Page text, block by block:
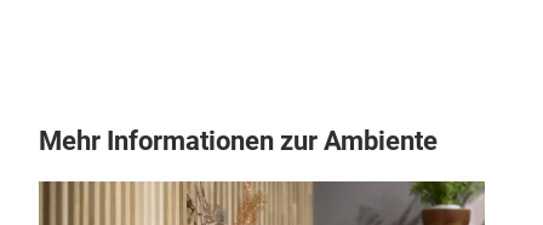
Mehr Informationen zur Ambiente